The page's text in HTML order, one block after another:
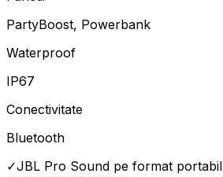
PartyBoost, Powerbank
Waterproof
IP67
Conectivitate
Bluetooth
✓JBL Pro Sound pe format portabil